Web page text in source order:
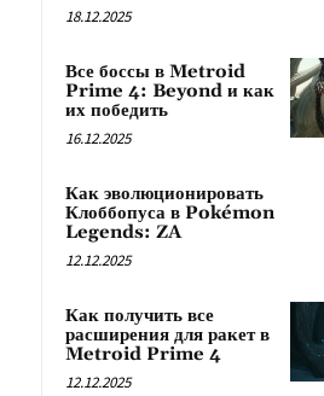
18.12.2025
Все боссы в Metroid
Prime 4: Beyond и как
их победить
16.12.2025
Как эволюционировать
Клоббопуса в Pokémon
Legends: ZA
12.12.2025
Как получить все
расширения для ракет в
Metroid Prime 4
12.12.2025